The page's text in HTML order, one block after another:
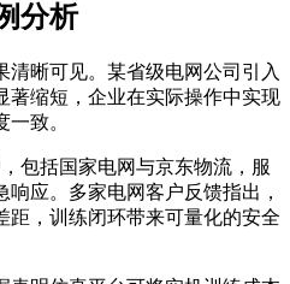
分析
晰可见。某省级电网公司引入
著缩短，企业在实际操作中实现
致。
包括国家电网与京东物流，服
应。多家电网客户反馈指出，
距，训练闭环带来可量化的安全